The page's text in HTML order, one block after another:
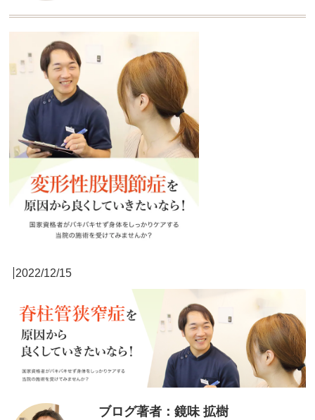
2022/12/15
ブログ著者：鏡味 拡樹